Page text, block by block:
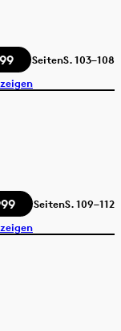
SeitenS.103–108
SeitenS.109–112